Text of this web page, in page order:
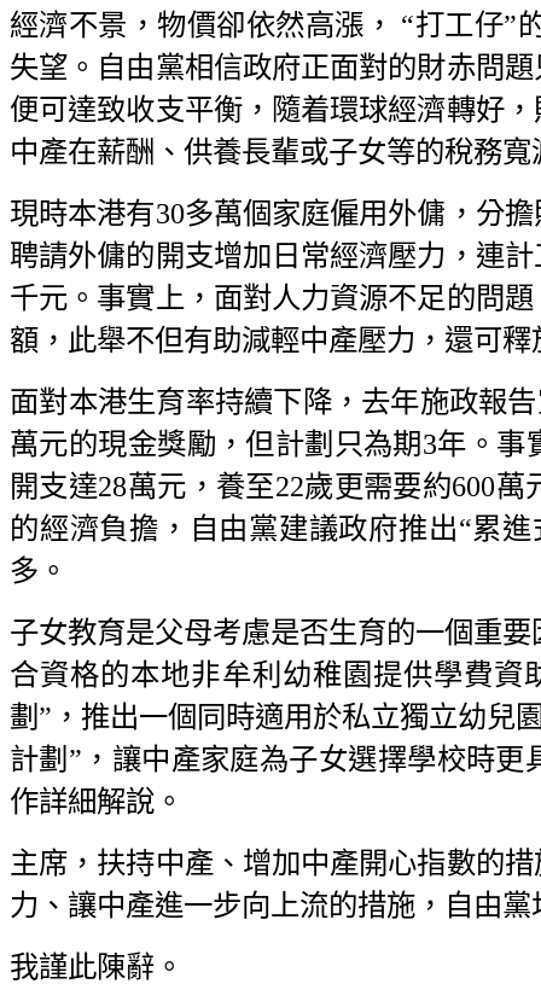
經濟不景，物價卻依然高漲， “打工仔”
失望。自由黨相信政府正面對的財赤問
便可達致收支平衡，隨着環球經濟轉好
中產在薪酬、供養長輩或子女等的稅務
現時本港有30多萬個家庭僱用外傭，分
聘請外傭的開支增加日常經濟壓力，連
千元。事實上，面對人力資源不足的問
額，此舉不但有助減輕中產壓力，還可
面對本港生育率持續下降，去年施政報
萬元的現金獎勵，但計劃只為期3年。
開支達28萬元，養至22歲更需要約600
的經濟負擔，自由黨建議政府推出“累
多。
子女教育是父母考慮是否生育的一個重
合資格的本地非牟利幼稚園提供學費
劃”，推出一個同時適用於私立獨立幼兒
計劃”，讓中產家庭為子女選擇學校時
作詳細解說。
主席，扶持中產、增加中產開心指數的
力、讓中產進一步向上流的措施，自由
我謹此陳辭。